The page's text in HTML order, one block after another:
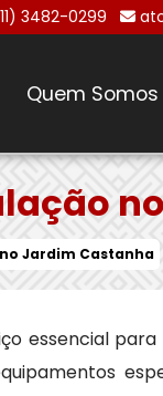
3482-0299
Quem Somos
Jardim Castanha
essencial